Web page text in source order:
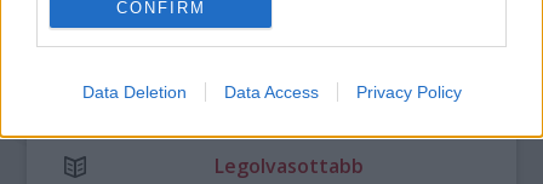
CONFIRM
Data Deletion Data Access Privacy Policy
Legolvasottabb